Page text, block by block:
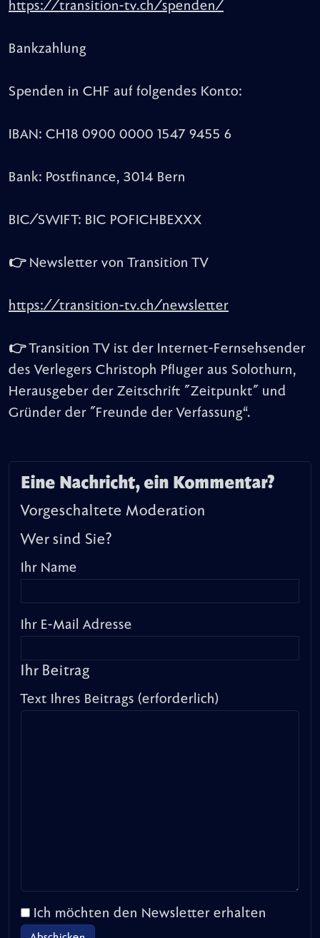
https://transition-tv.ch/spenden/
Bankzahlung
Spenden in CHF auf folgendes Konto:
IBAN: CH18 0900 0000 1547 9455 6
Bank: Postfinance, 3014 Bern
BIC/SWIFT: BIC POFICHBEXXX
👉 Newsletter von Transition TV
https://transition-tv.ch/newsletter
👉 Transition TV ist der Internet-Fernsehsender
des Verlegers Christoph Pfluger aus Solothurn,
Herausgeber der Zeitschrift "Zeitpunkt" und
Gründer der "Freunde der Verfassung“.
Eine Nachricht, ein Kommentar?
Vorgeschaltete Moderation
Wer sind Sie?
Ihr Name
Ihr E-Mail Adresse
Ihr Beitrag
Text Ihres Beitrags (erforderlich)
Ich möchten den Newsletter erhalten